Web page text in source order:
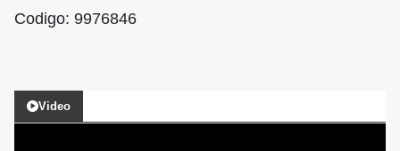
Codigo: 9976846
Video